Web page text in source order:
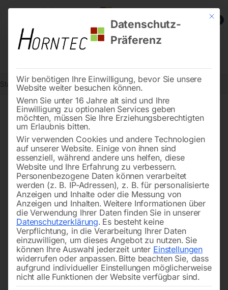
0
Start Werkstatttechnik Hebetechnik Hebelklemme HKS 2
Mit
Datenschutz-
Präferenz
Wir benötigen Ihre Einwilligung, bevor Sie unsere
Website weiter besuchen können.
Wenn Sie unter 16 Jahre alt sind und Ihre
Einwilligung zu optionalen Services geben
möchten, müssen Sie Ihre Erziehungsberechtigten
um Erlaubnis bitten.
Wir verwenden Cookies und andere Technologien
auf unserer Website. Einige von ihnen sind
essenziell, während andere uns helfen, diese
Website und Ihre Erfahrung zu verbessern.
Personenbezogene Daten können verarbeitet
werden (z. B. IP-Adressen), z. B. für personalisierte
Anzeigen und Inhalte oder die Messung von
Anzeigen und Inhalten. Weitere Informationen über
die Verwendung Ihrer Daten finden Sie in unserer
Datenschutzerklärung. Es besteht keine
Verpflichtung, in die Verarbeitung Ihrer Daten
einzuwilligen, um dieses Angebot zu nutzen. Sie
können Ihre Auswahl jederzeit unter Einstellungen
widerrufen oder anpassen. Bitte beachten Sie, dass
aufgrund individueller Einstellungen möglicherweise
nicht alle Funktionen der Website verfügbar sind.